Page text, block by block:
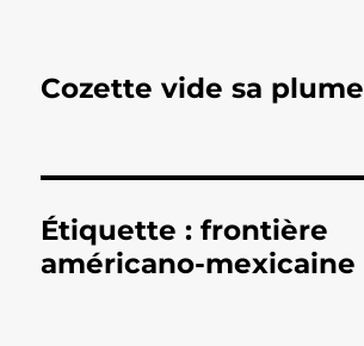
Cozette vide sa plume
Étiquette :frontière
américano-mexicaine